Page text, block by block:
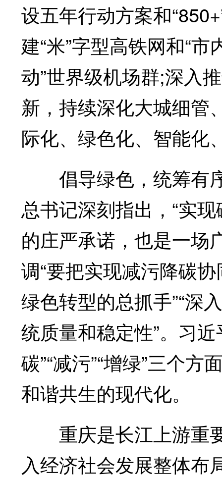
设五年行动方案和
建“米”字型高铁网和“
动”世界级机场群;深入
新，持续深化大城细管
际化、绿色化、智能化
倡导绿色，统筹有
总书记深刻指出，“实
的庄严承诺，也是一场
调“要把实现减污降碳
绿色转型的总抓手”“深
统质量和稳定性”。习
碳”“减污”“增绿”三个
和谐共生的现代化。
重庆是长江上游重
入经济社会发展整体布